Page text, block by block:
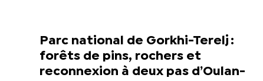
Parc national de Gorkhi-Terelj :
forêts de pins, rochers et
reconnexion à deux pas d’Oulan-